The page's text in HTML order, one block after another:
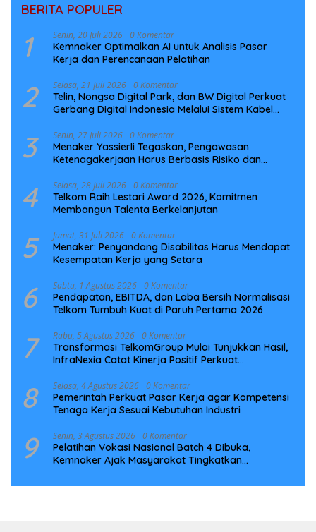
BERITA POPULER
1 Senin, 20 Juli 2026 0 Komentar
Kemnaker Optimalkan AI untuk Analisis Pasar
Kerja dan Perencanaan Pelatihan
2 Selasa, 21 Juli 2026 0 Komentar
Telin, Nongsa Digital Park, dan BW Digital Perkuat
Gerbang Digital Indonesia Melalui Sistem Kabel
3 Senin, 27 Juli 2026 0 Komentar
Menaker Yassierli Tegaskan, Pengawasan
Ketenagakerjaan Harus Berbasis Risiko dan
4 Selasa, 28 Juli 2026 0 Komentar
Telkom Raih Lestari Award 2026, Komitmen
Membangun Talenta Berkelanjutan
5 Jumat, 31 Juli 2026 0 Komentar
Menaker: Penyandang Disabilitas Harus Mendapat
Kesempatan Kerja yang Setara
6 Sabtu, 1 Agustus 2026 0 Komentar
Pendapatan, EBITDA, dan Laba Bersih Normalisasi
Telkom Tumbuh Kuat di Paruh Pertama 2026
7 Rabu, 5 Agustus 2026 0 Komentar
Transformasi TelkomGroup Mulai Tunjukkan Hasil,
InfraNexia Catat Kinerja Positif Perkuat
8 Selasa, 4 Agustus 2026 0 Komentar
Pemerintah Perkuat Pasar Kerja agar Kompetensi
Tenaga Kerja Sesuai Kebutuhan Industri
9 Senin, 3 Agustus 2026 0 Komentar
Pelatihan Vokasi Nasional Batch 4 Dibuka,
Kemnaker Ajak Masyarakat Tingkatkan